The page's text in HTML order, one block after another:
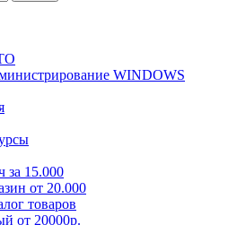
WINDOWS
за 15.000
от 20.000
товаров
от 20000р.